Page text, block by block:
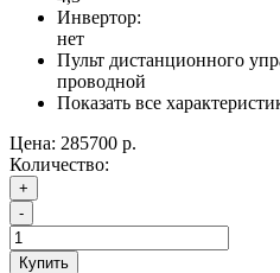
Инвертор:
нет
Пульт дистанционного
проводной
Показать все
Цена: 285700 р.
Количество:
+
-
Купить